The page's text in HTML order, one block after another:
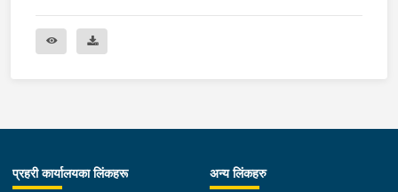
प्रहरी कार्यालयका लिंकहरू अन्य लिंकहरु